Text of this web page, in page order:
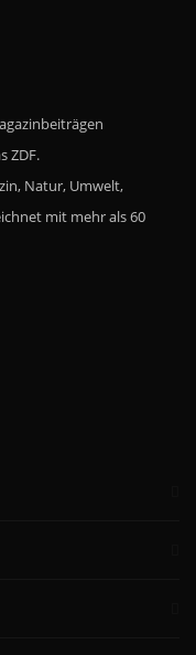
ZDF.
Natur, Umwelt,
mit mehr als 60